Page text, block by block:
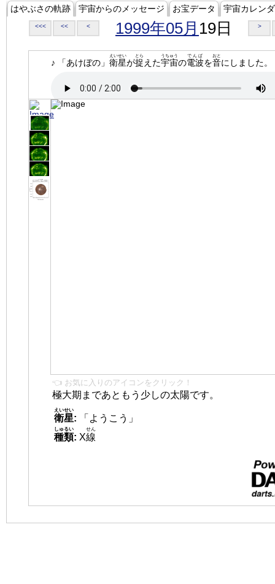
はやぶさの軌跡 宇宙からのメッセージ お宝データ 宇宙カレン
<<< << < 1999年05月 19日 >
♪ 「あけぼの」 衛星
えいせい
が捉
とら
えた宇宙
うちゅう
の電波
でんぱ
を音
おと
にしました。
👈 お気に入りのアイコンをクリック！
極大期まであともう少しの太陽です。
衛星
えいせい
:
「ようこう」
種類
しゅるい
: X線
せん